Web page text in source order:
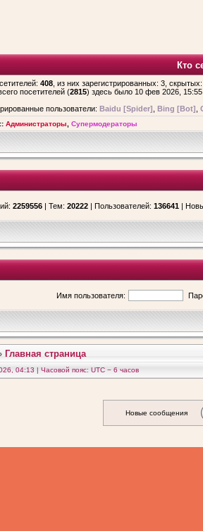
Кто
408 , из них зарегистрированных: 3,
посетителей (2815) здесь было 10 фев 2026, 15:55
пользователи: Baidu [Spider] Bing [Bot]
Администраторы Супермодераторы
2259556 | Тем: 20222 | Пользователей: 136641 |
Имя пользователя:
Главная страница
04:13 | Часовой пояс: UTC − 6 часов
Новые сообщения